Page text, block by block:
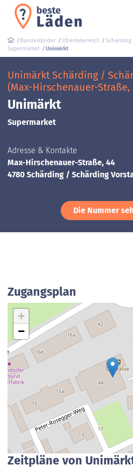
Bundesländer Oberösterreich
Supermarket
Unimärkt
Unimärkt Schärding /
(Max-Hirschenauer-Straße,
Unimärkt
Supermarket
Adresse & Kontakte
Max-Hirschenauer-Straße, 44
4780 Schärding / Schärding
Die Nummer
Zugangsplan
+
−
Zeitpläne von